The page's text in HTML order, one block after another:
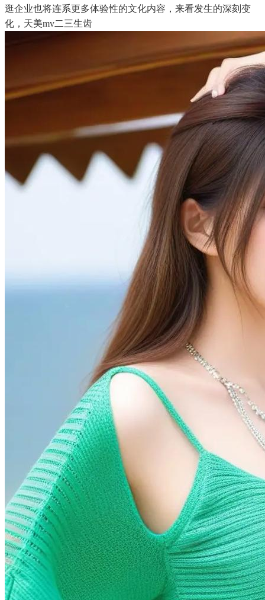
逛企业也将连系更多体验性的文化内容，来看发生的深刻变
化，天美mv二三生齿